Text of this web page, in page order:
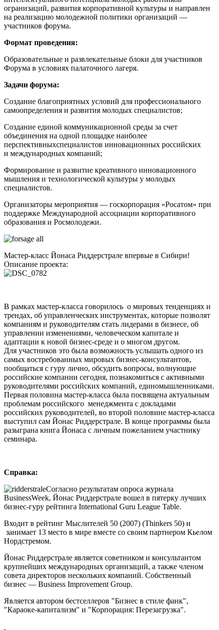
огранизаций, развития корпоративной культуры и направлен
на реализацию молодежной политики организаций —
участников форума.
Формат проведения:
Образовательные и развлекательные блоки для участников
Форума в условиях палаточного лагеря.
Задачи форума:
Создание благоприятных условий для профессионального
самоопределения и развития молодых специалистов;
Создание единой коммуникационной среды за счет
объединения на одной площадке наиболее
перспективныхспециалистов инновационных российских
и международных компаний;
Формирование и развитие креативного инновационного
мышления и технологической культуры у молодых
специалистов.
Организаторы мероприятия — госкорпорация «Росатом» при
поддержке Международной ассоциации корпоративного
образования и Росмолодежи.
Мастер-класс Йонаса Риддерстрале впервые в Сибири!
Описание проекта:
В рамках мастер-класса говорилось о мировых тенденциях и
трендах, об управленческих инструментах, которые позволят
компаниям и руководителям стать лидерами в бизнесе, об
управлении изменениями, человеческом капитале и
адаптации к новой бизнес-среде и о многом другом.
Для участников это была возможность услышать одного из
самых востребованных мировых бизнес-консультантов,
пообщаться с гуру лично, обсудить вопросы, волнующие
российские компании сегодня, познакомиться с активными
руководителями российских компаний, единомышленниками.
Первая половина мастер-класса была посвящена актуальным
проблемам российского менеджмента с докладами
российских руководителей, во второй половине мастер-класса
выступил сам Йонас Риддерстрале. В конце программы была
разыграна книга Йонаса с личным пожеланием участнику
семинара.
Справка:
Согласно результатам опроса журнала
BusinessWeek, Йонас Риддерстрале вошел в пятерку лучших
бизнес-гуру рейтинга International Guru League Table.
Входит в рейтинг Мыслителей 50 (2007) (Thinkers 50) и
занимает 13 место в мире вместе со своим партнером Кьелом
Нордстремом.
Йонас Риддерстрале является советником и консультантом
крупнейших международных организаций, а также членом
совета директоров нескольких компаний. Собственный
бизнес — Business Improvement Group.
Является автором бестселлеров "Бизнес в стиле фанк",
"Караоке-капитализм" и "Корпорация: Перезагрузка".